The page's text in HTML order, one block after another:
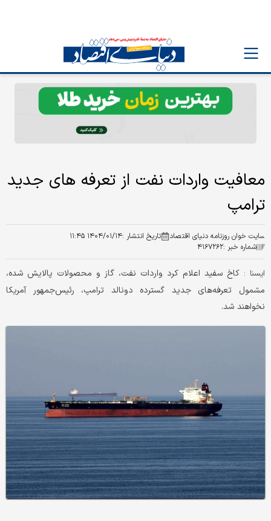
معافیت واردات نفت از تعرفه‌ های جدید
ترامپ
سایت خوان روزنامه دنیای اقتصاد تاریخ انتشار :۱۴۰۴/۰۱/۱۴ ۱۱:۴۵
شماره خبر :۴۱۶۷۲۶۲
ایسنا : کاخ سفید اعلام کرد واردات نفت، گاز و محصولات پالایش شده،
مشمول تعرفه‌های جدید گسترده دونالد ترامپ، رئیس‌جمهور آمریکا
نخواهند شد.